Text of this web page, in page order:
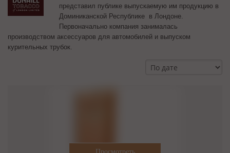
представил публике выпускаемую им продукцию в
Доминиканской Республике в Лондоне.
Первоначально компания занималась
производством аксессуаров для автомобилей и выпуском
курительных трубок.